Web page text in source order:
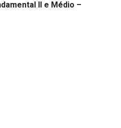
II e Médio –